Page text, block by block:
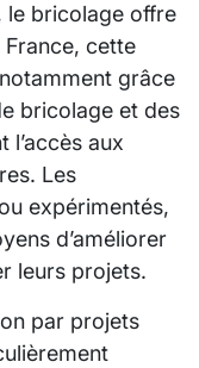
le bricolage offre
cette
grâce
bricolage et des
l’accès aux
Les
expérimentés,
d’améliorer
leurs projets.
par projets